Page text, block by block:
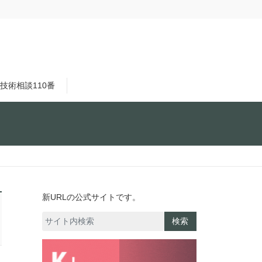
技術相談110番
新URLの公式サイトです。
検索